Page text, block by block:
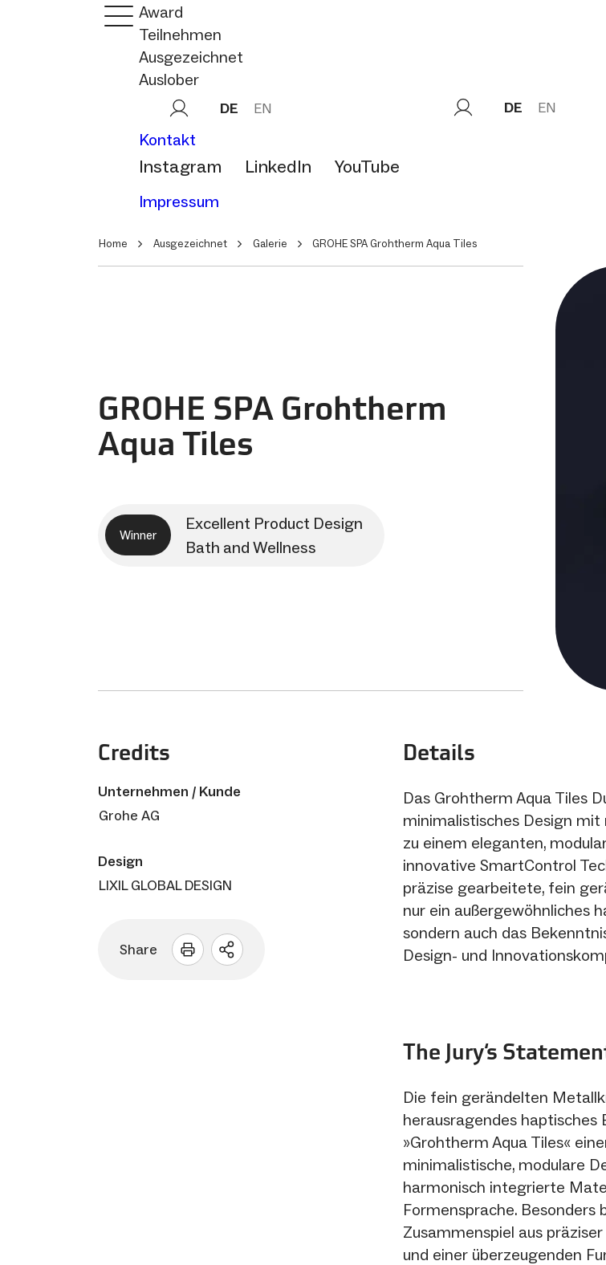
Award
Teilnehmen
Ausgezeichnet
Auslober
DE EN
Kontakt
Instagram LinkedIn YouTube
Impressum
DE EN
Home Ausgezeichnet Galerie GROHE SPA Grohtherm Aqua Tiles
GROHE SPA Grohtherm
Aqua Tiles
Winner
Excellent Product Design
Bath and Wellness
Credits
Unternehmen / Kunde
Grohe AG
Design
LIXIL GLOBAL DESIGN
Share
Sharing
Details
Das Grohtherm Aqua Tiles
minimalistisches Design
zu einem eleganten,
innovative SmartControl
präzise gearbeitete, fein
nur ein außergewöhnliches
sondern auch das
Design- und
The Jury‘s
Die fein gerändelten
herausragendes haptisches
»Grohtherm Aqua Tiles«
minimalistische, modulare
harmonisch integrierte
Formensprache. Besonders
Zusammenspiel aus
und einer überzeugenden